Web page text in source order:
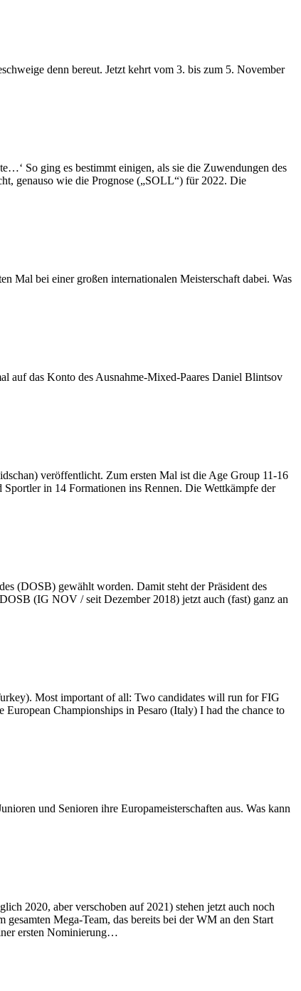
denn bereut. Jetzt kehrt vom 3. bis zum 5. November
So ging es bestimmt einigen, als sie die Zuwendungen des
genauso wie die Prognose („SOLL“) für 2022. Die
Mal bei einer großen internationalen Meisterschaft dabei. Was
auf das Konto des Ausnahme-Mixed-Paares Daniel Blintsov
veröffentlicht. Zum ersten Mal ist die Age Group 11-16
in 14 Formationen ins Rennen. Die Wettkämpfe der
(DOSB) gewählt worden. Damit steht der Präsident des
(IG NOV / seit Dezember 2018) jetzt auch (fast) ganz an
Most important of all: Two candidates will run for FIG
Championships in Pesaro (Italy) I had the chance to
und Senioren ihre Europameisterschaften aus. Was kann
2020, aber verschoben auf 2021) stehen jetzt auch noch
Mega-Team, das bereits bei der WM an den Start
ersten Nominierung…